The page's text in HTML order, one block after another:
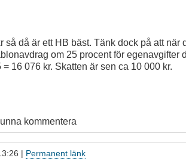
så då är ett HB bäst. Tänk dock på att när
om 25 procent för egenavgifter
16 076 kr. Skatten är sen ca 10 000 kr.
kommentera
| Permanent länk